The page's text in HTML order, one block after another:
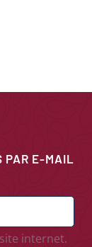
PAR E-MAIL
internet.